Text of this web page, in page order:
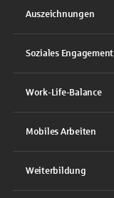
Auszeichnungen
Soziales Engagement
Work-Life-Balance
Mobiles Arbeiten
Weiterbildung